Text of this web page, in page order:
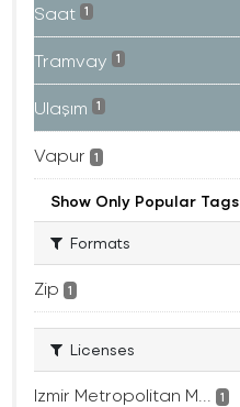
Saat 1
Tramvay 1
Ulaşım 1
Vapur 1
Show Only Popular Tags
Formats
Zip 1
Licenses
Izmir Metropolitan M... 1